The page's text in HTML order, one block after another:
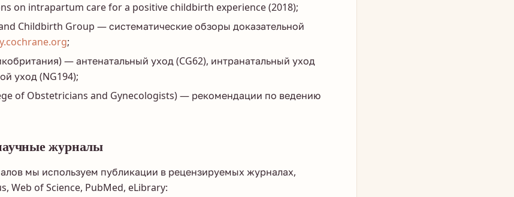
on intrapartum care for a positive childbirth experience (2018);
Childbirth Group — систематические обзоры доказательной
;
— антенатальный уход (CG62), интранатальный уход
уход (NG194);
of Obstetricians and Gynecologists) — рекомендации по ведению
журналы
мы используем публикации в рецензируемых журналах,
Web of Science, PubMed, eLibrary: